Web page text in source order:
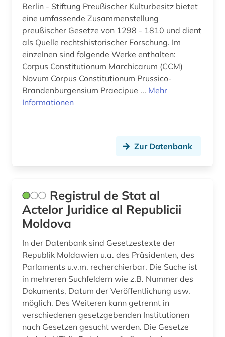
Berlin - Stiftung Preußischer Kulturbesitz bietet
eine umfassende Zusammenstellung
preußischer Gesetze von 1298 - 1810 und dient
als Quelle rechtshistorischer Forschung. Im
einzelnen sind folgende Werke enthalten:
Corpus Constitutionum Marchicarum (CCM)
Novum Corpus Constitutionum Prussico-
Brandenburgensium Praecipue ... Mehr
Informationen
Zur Datenbank
Registrul de Stat al
Actelor Juridice al Republicii
Moldova
In der Datenbank sind Gesetzestexte der
Republik Moldawien u.a. des Präsidenten, des
Parlaments u.v.m. recherchierbar. Die Suche ist
in mehreren Suchfeldern wie z.B. Nummer des
Dokuments, Datum der Veröffentlichung usw.
möglich. Des Weiteren kann getrennt in
verschiedenen gesetzgebenden Institutionen
nach Gesetzen gesucht werden. Die Gesetze